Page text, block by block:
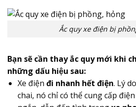
Ắc quy xe điện bị
Bạn sẽ cần thay ắc quy mới khi
những dấu hiệu sau:
Xe điện đi nhanh hết điện. Lý
chai, nó chỉ có thể cung cấp